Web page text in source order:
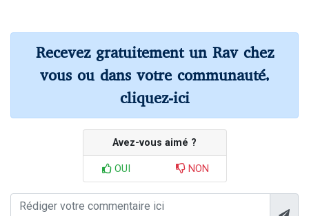
Recevez gratuitement un Rav chez
vous ou dans votre communauté,
cliquez-ici
Avez-vous aimé ?
OUI NON